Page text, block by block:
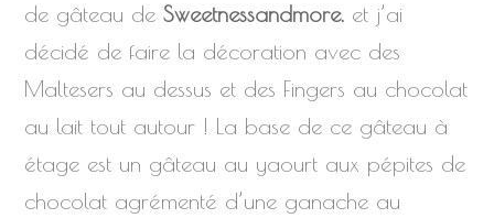
de gâteau de Sweetnessandmore.et j’ai
décidé de faire la décoration avec des
Maltesers au dessus et des Fingers au chocolat
au lait tout autour ! La base de ce gâteau à
étage est un gâteau au yaourt aux pépites de
chocolat agrémenté d’une ganache au